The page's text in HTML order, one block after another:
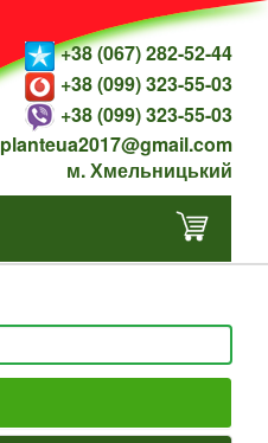
+38 (067) 282-52-44
+38 (099) 323-55-03
+38 (099) 323-55-03
planteua2017@gmail.com
м. Хмельницький